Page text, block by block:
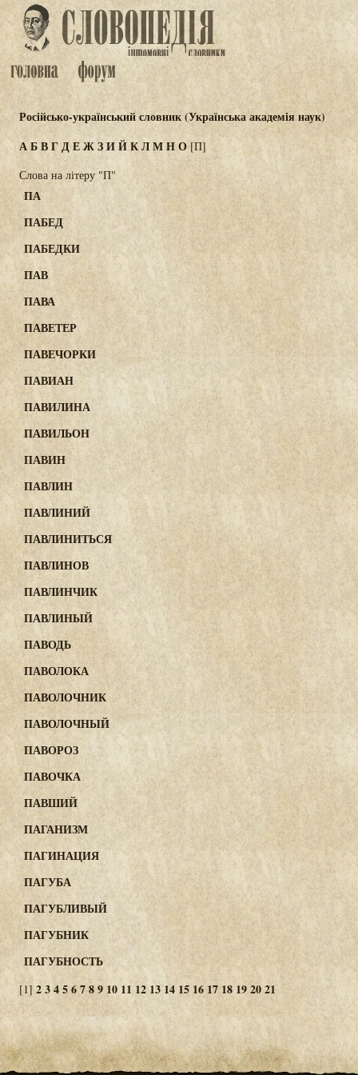
Російсько-український словник (Українська академія наук)
АБВГДЕЖЗИЙКЛМНО [П]
Слова на літеру "П"
ПА
ПАБЕД
ПАБЕДКИ
ПАВ
ПАВА
ПАВЕТЕР
ПАВЕЧОРКИ
ПАВИАН
ПАВИЛИНА
ПАВИЛЬОН
ПАВИН
ПАВЛИН
ПАВЛИНИЙ
ПАВЛИНИТЬСЯ
ПАВЛИНОВ
ПАВЛИНЧИК
ПАВЛИНЫЙ
ПАВОДЬ
ПАВОЛОКА
ПАВОЛОЧНИК
ПАВОЛОЧНЫЙ
ПАВОРОЗ
ПАВОЧКА
ПАВШИЙ
ПАГАНИЗМ
ПАГИНАЦИЯ
ПАГУБА
ПАГУБЛИВЫЙ
ПАГУБНИК
ПАГУБНОСТЬ
[1] 2345678910 1112 13 14 15 1617 18 192021